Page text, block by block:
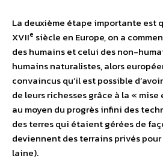
La deuxième étape importante est
XVIIe siècle en Europe, on a
des humains et celui des non-
humains naturalistes, alors
convaincus qu’il est possible
de leurs richesses grâce à la « mise
au moyen du progrès infini des
des terres qui étaient gérées de
deviennent des terrains privés pour
laine).